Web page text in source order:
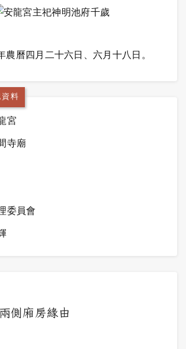
農曆四月二十六日、六月十八日。
料
宮
寺廟
委員會
側廂房緣由